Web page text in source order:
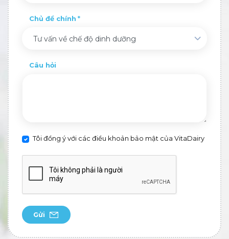
Chủ đề chính
Tư vấn về chế độ dinh dưỡng
Câu hỏi
Tôi đồng ý với các điều khoản bảo mật của VitaDairy
Gửi